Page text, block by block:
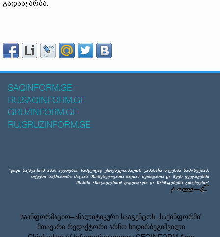
გადააჭარბა.
SAQINFORM.GE
RU.SAQINFORM.GE
GRUZINFORM.GE
RU.GRUZINFORM.GE
საინფორმაციო–ანალიტიკური სააგენტოს „საქინფორმი”
მთავარი რედაქტორი არნო ხიდირბეგიშვილი